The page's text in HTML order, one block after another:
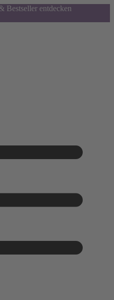
Bestseller entdecken